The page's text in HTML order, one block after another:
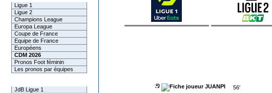
Ligue 1
Ligue 2
Champions League
Europa League
Coupe de France
Equipe de France
Européens
CDM 2026
Pronos Foot féminin
Les pronos par équipes
JdB Ligue 1
JUANPI 56'